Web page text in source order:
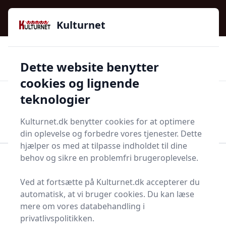
Kulturnet - Alt Det Gode I Livet | Din Kulturguide Siden
2016
97 kategorier 👍Kun godkendte butikker
Start søgning
Bolig og indretning Møbler
Find de bedste
gulvpaneler - 0
valgmuligheder
Kulturnet
Dette website benytter
cookies og lignende
teknologier
Kulturnet.dk benytter cookies for at optimere
din oplevelse og forbedre vores tjenester. Dette
hjælper os med at tilpasse indholdet til dine
behov og sikre en problemfri brugeroplevelse.
Ved at fortsætte på Kulturnet.dk accepterer du
automatisk, at vi bruger cookies. Du kan læse
mere om vores databehandling i
privatlivspolitikken.